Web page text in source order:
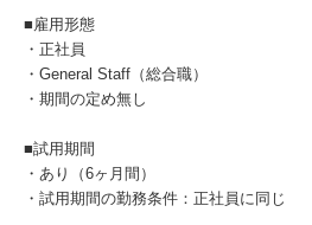
■雇用形態
・正社員
・General Staff（総合職）
・期間の定め無し
■試用期間
・あり（6ヶ月間）
・試用期間の勤務条件：正社員に同じ